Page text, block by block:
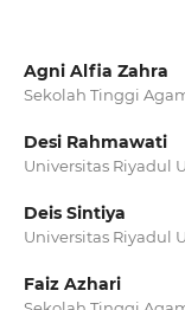
Agni Alfia Zahra
Sekolah Tinggi
Desi Rahmawati
Universitas Riyadul
Deis Sintiya
Universitas Riyadul
Faiz Azhari